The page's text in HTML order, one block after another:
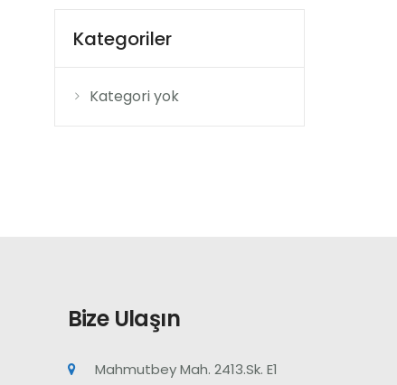
Kategoriler
Kategori yok
Bize Ulaşın
Mahmutbey Mah. 2413.Sk. E1